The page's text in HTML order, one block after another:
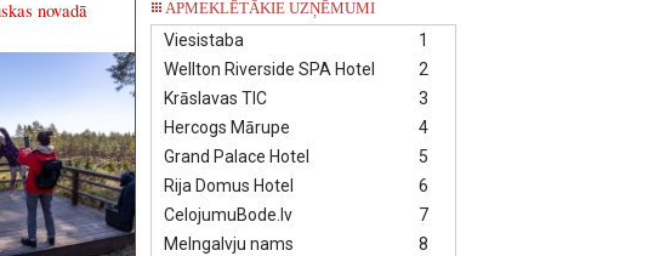
novadā APMEKLĒTĀKIE UZŅĒMUMI
1
Viesistaba
2
Wellton Riverside SPA Hotel
3
Krāslavas TIC
4
Hercogs Mārupe
5
Grand Palace Hotel
6
Rija Domus Hotel
7
CelojumuBode.lv
8
Melngalvju nams